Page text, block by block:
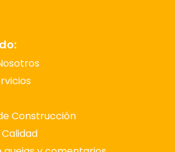
Construcción